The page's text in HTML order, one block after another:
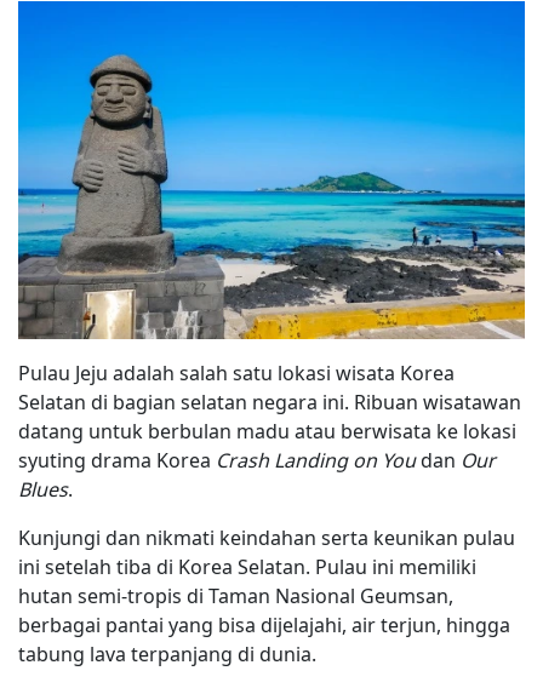
Pulau Jeju adalah salah satu lokasi wisata Korea
Selatan di bagian selatan negara ini. Ribuan wisatawan
datang untuk berbulan madu atau berwisata ke lokasi
syuting drama Korea Crash Landing on Youdan Our
Blues.
Kunjungi dan nikmati keindahan serta keunikan pulau
ini setelah tiba di Korea Selatan. Pulau ini memiliki
hutan semi-tropis di Taman Nasional Geumsan,
berbagai pantai yang bisa dijelajahi, air terjun, hingga
tabung lava terpanjang di dunia.